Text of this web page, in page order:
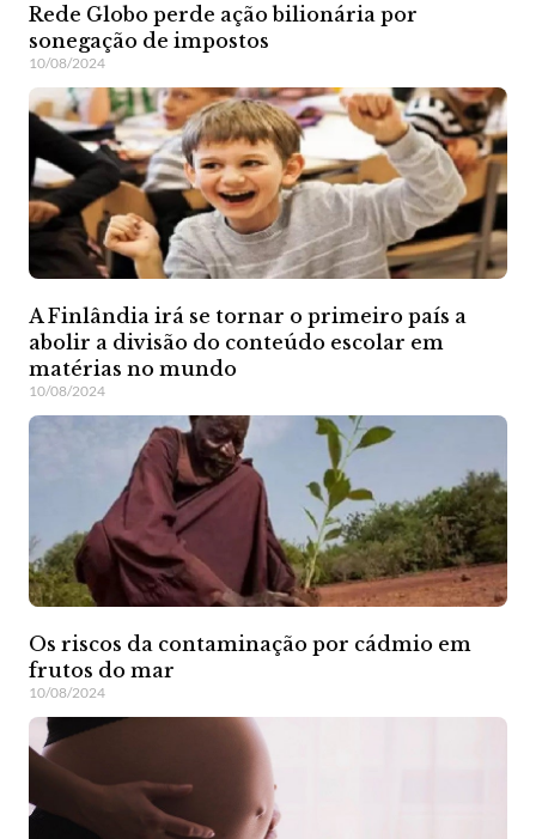
Rede Globo perde ação bilionária por
sonegação de impostos
10/08/2024
A Finlândia irá se tornar o primeiro país a
abolir a divisão do conteúdo escolar em
matérias no mundo
10/08/2024
Os riscos da contaminação por cádmio em
frutos do mar
10/08/2024